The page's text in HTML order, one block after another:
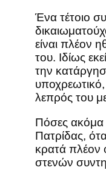
Ένα τέτοιο
είναι πλέον
του. Ιδίως
την
λεπρός του
Πόσες ακόμα
Πατρίδας,
κρατά πλέον
στενών